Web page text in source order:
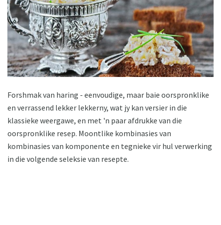
Forshmak van haring - eenvoudige, maar baie oorspronklike
en verrassend lekker lekkerny, wat jy kan versier in die
klassieke weergawe, en met 'n paar afdrukke van die
oorspronklike resep. Moontlike kombinasies van
kombinasies van komponente en tegnieke vir hul verwerking
in die volgende seleksie van resepte.